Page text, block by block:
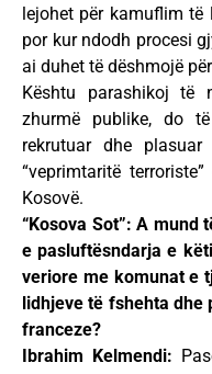
lejohet për kamuflim të
por kur ndodh procesi
ai duhet të dëshmojë
Kështu parashikoj të
zhurmë publike, do
rekrutuar dhe
“veprimtaritë
Kosovë.
“Kosova Sot”: A mund
e pasluftësndarja e
veriore me komunat e
lidhjeve të fshehta dhe
franceze?
Ibrahim Kelmendi: